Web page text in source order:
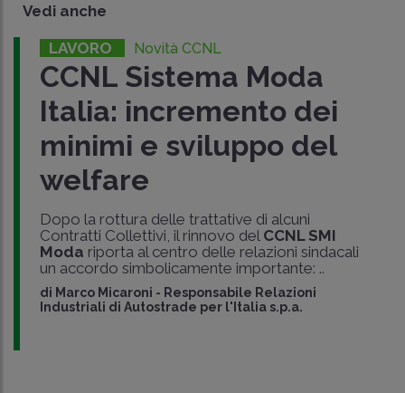
Vedi anche
LAVORO Novità CCNL
CCNL Sistema Moda
Italia: incremento dei
minimi e sviluppo del
welfare
Dopo la rottura delle trattative di alcuni
Contratti Collettivi, il rinnovo del CCNL SMI
Moda riporta al centro delle relazioni sindacali
un accordo simbolicamente importante: ..
di Marco Micaroni - Responsabile Relazioni
Industriali di Autostrade per l'Italia s.p.a.